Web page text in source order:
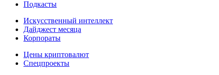
Подкасты
Искусственный интеллект
Дайджест месяца
Корпораты
Цены криптовалют
Спецпроекты